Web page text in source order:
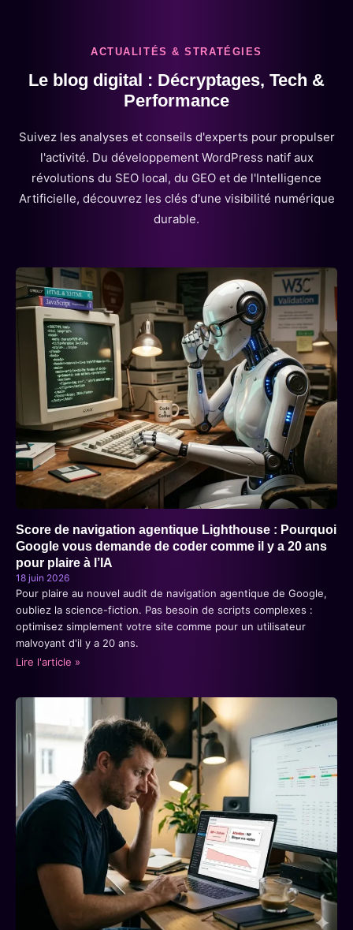
ACTUALITÉS & STRATÉGIES
Le blog digital : Décryptages, Tech &
Performance
Suivez les analyses et conseils d'experts pour propulser
l'activité. Du développement WordPress natif aux
révolutions du SEO local, du GEO et de l'Intelligence
Artificielle, découvrez les clés d'une visibilité numérique
durable.
Score de navigation agentique Lighthouse : Pourquoi
Google vous demande de coder comme il y a 20 ans
pour plaire à l’IA
18 juin 2026
Pour plaire au nouvel audit de navigation agentique de Google,
oubliez la science-fiction. Pas besoin de scripts complexes :
optimisez simplement votre site comme pour un utilisateur
malvoyant d'il y a 20 ans.
Lire l'article »